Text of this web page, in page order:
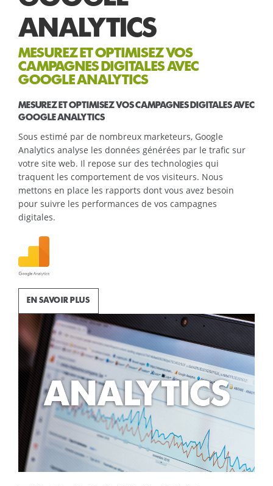
ANALYTICS
MESUREZ ET OPTIMISEZ VOS
CAMPAGNES DIGITALES AVEC
GOOGLE ANALYTICS
MESUREZ ET OPTIMISEZ VOS CAMPAGNES DIGITALES AVEC
GOOGLE ANALYTICS
Sous estimé par de nombreux marketeurs, Google
Analytics analyse les données générées par le trafic sur
votre site web. Il repose sur des technologies qui
traquent les comportement de vos visiteurs. Nous
mettons en place les rapports dont vous avez besoin
pour suivre les performances de vos campagnes
digitales.
EN SAVOIR PLUS